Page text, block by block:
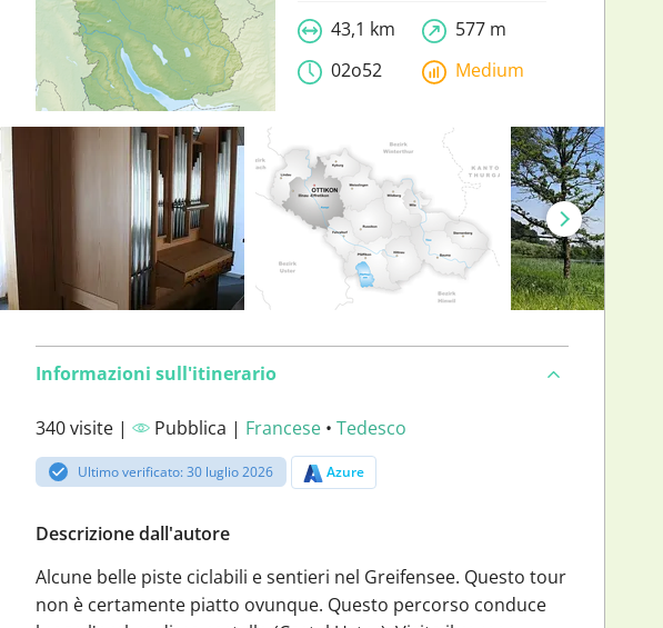
43,1 km
577 m
02o52
Medium
Informazioni sull'itinerario
340 visite | Pubblica | Francese • Tedesco
Ultimo verificato: 30 luglio 2026 Azure
Descrizione dall'autore
Alcune belle piste ciclabili e sentieri nel Greifensee. Questo tour
non è certamente piatto ovunque. Questo percorso conduce